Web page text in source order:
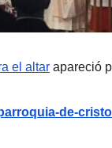
el altar apareció
de-